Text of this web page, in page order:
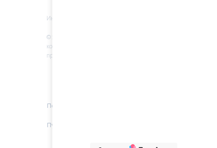
© 2022 Все права защищены. Любое
копирование материалов без разрешение
правообладателя запрещено.
Информация
Политика конфиденциальности
Публичная оферта